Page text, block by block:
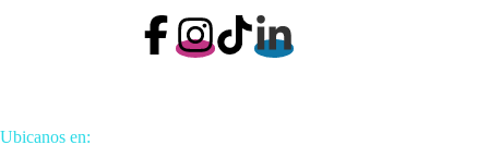
Ubicanos en: